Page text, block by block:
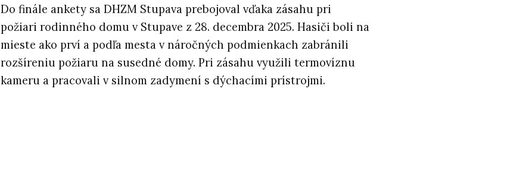
Do finále ankety sa DHZM Stupava prebojoval vďaka zásahu pri
požiari rodinného domu v Stupave z 28. decembra 2025. Hasiči boli na
mieste ako prví a podľa mesta v náročných podmienkach zabránili
rozšíreniu požiaru na susedné domy. Pri zásahu využili termovíznu
kameru a pracovali v silnom zadymení s dýchacími prístrojmi.